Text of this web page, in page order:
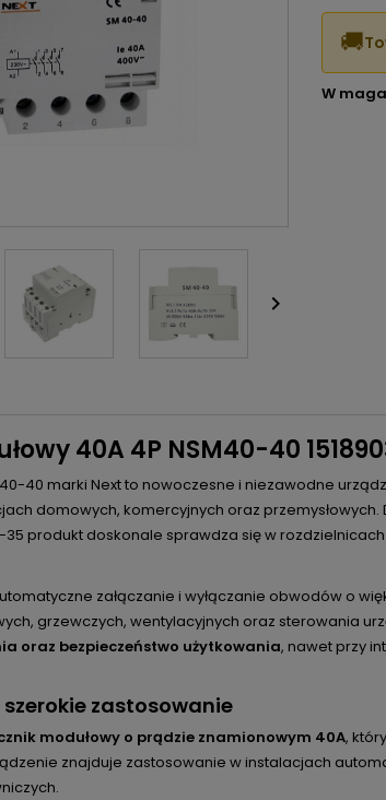

🚚
W
40A 4P NSM40-40
40 marki Next to nowoczesne i niezawodne
domowych, komercyjnych oraz
produkt doskonale sprawdza się w
załączanie i wyłączanie obwodów o
grzewczych, wentylacyjnych oraz sterowania
oraz bezpieczeństwo użytkowania, nawet przy
zastosowanie
modułowy o prądzie znamionowym 40A,
znajduje zastosowanie w instalacjach